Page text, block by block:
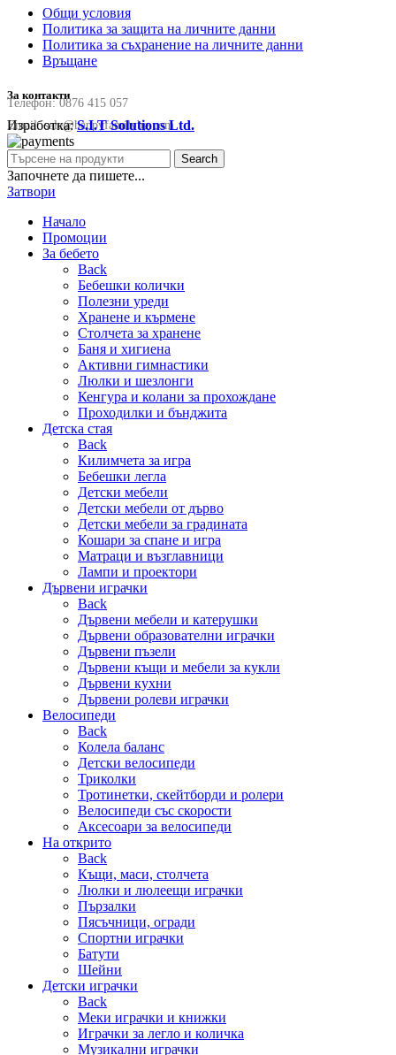
Общи условия
Политика за защита на личните данни
Политика за съхранение на личните данни
Връщане
За контакти
Телефон:0876 415 057
Email:sale@happyfamilybg.com
Изработка:S.I.T Solutions Ltd.
Search
Започнете да пишете...
Затвори
Начало
Промоции
За бебето
Back
Бебешки колички
Полезни уреди
Хранене и кърмене
Столчета за хранене
Баня и хигиена
Активни гимнастики
Люлки и шезлонги
Кенгура и колани за прохождане
Проходилки и бънджита
Детска стая
Back
Килимчета за игра
Бебешки легла
Детски мебели
Детски мебели от дърво
Детски мебели за градината
Кошари за спане и игра
Матраци и възглавници
Лампи и проектори
Дървени играчки
Back
Дървени мебели и катерушки
Дървени образователни играчки
Дървени пъзели
Дървени къщи и мебели за кукли
Дървени кухни
Дървени ролеви играчки
Велосипеди
Back
Колела баланс
Детски велосипеди
Триколки
Тротинетки, скейтборди и ролери
Велосипеди със скорости
Аксесоари за велосипеди
На открито
Back
Къщи, маси, столчета
Люлки и люлеещи играчки
Пързалки
Пясъчници, огради
Спортни играчки
Батути
Шейни
Детски играчки
Back
Меки играчки и книжки
Играчки за легло и количка
Музикални играчки